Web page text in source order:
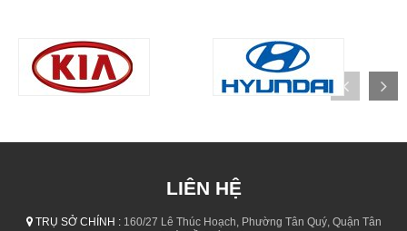
LIÊN HỆ
TRỤ SỞ CHÍNH :160/27 Lê Thúc Hoạch, Phường Tân Quý, Quận Tân